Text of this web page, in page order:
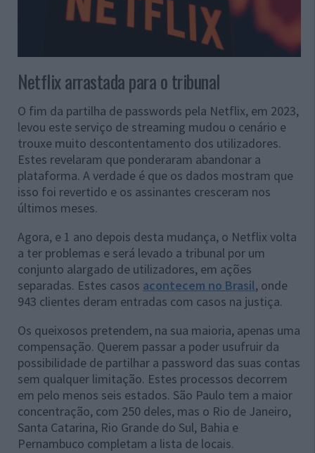
Netflix arrastada para o tribunal
O fim da partilha de passwords pela Netflix, em 2023,
levou este serviço de streaming mudou o cenário e
trouxe muito descontentamento dos utilizadores.
Estes revelaram que ponderaram abandonar a
plataforma. A verdade é que os dados mostram que
isso foi revertido e os assinantes cresceram nos
últimos meses.
Agora, e 1 ano depois desta mudança, o Netflix volta
a ter problemas e será levado a tribunal por um
conjunto alargado de utilizadores, em ações
separadas. Estes casos acontecem no Brasil, onde
943 clientes deram entradas com casos na justiça.
Os queixosos pretendem, na sua maioria, apenas uma
compensação. Querem passar a poder usufruir da
possibilidade de partilhar a password das suas contas
sem qualquer limitação. Estes processos decorrem
em pelo menos seis estados. São Paulo tem a maior
concentração, com 250 deles, mas o Rio de Janeiro,
Santa Catarina, Rio Grande do Sul, Bahia e
Pernambuco completam a lista de locais.